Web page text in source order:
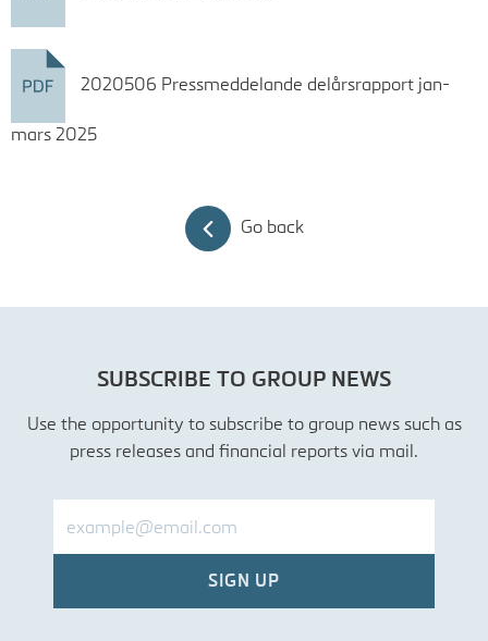
2020506 Pressmeddelande delårsrapport jan-
mars 2025
Go back
SUBSCRIBE TO GROUP NEWS
Use the opportunity to subscribe to group news such as
press releases and financial reports via mail.